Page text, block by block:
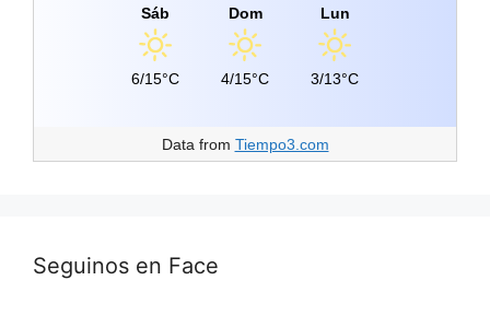
Sáb
6/15°C
Dom
4/15°C
Lun
3/13°C
Data from Tiempo3.com
Seguinos en Face